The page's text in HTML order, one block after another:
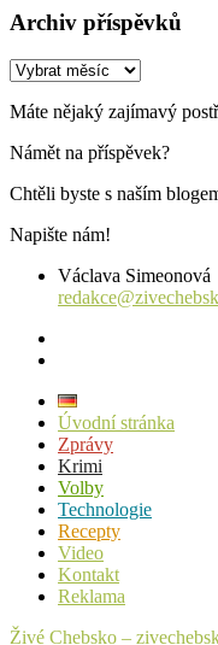
Archiv příspěvků
Archiv
Máte nějaký zajímavý
Námět na příspěvek?
Chtěli byste s naším
Napište nám!
Václava Simeonová
Úvodní stránka
Zprávy
Krimi
Volby
Technologie
Recepty
Video
Kontakt
Reklama
Živé Chebsko –